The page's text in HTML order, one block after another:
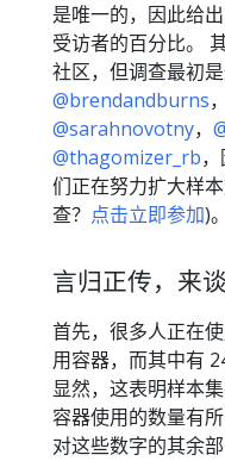
是唯一的，因此给
受访者的百分比。
社区，但调查最初
@brendandburns，
@sarahnovotny，
@thagomizer_rb
们正在努力扩大样
查？ 点击立即参加)。
言归正传，来
首先，很多人正在
用容器，而其中有
显然，这表明样本
容器使用的数量有
对这些数字的其余